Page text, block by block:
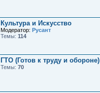
Культура и Искусство
Модератор: Русант
Темы: 114
ГТО (Готов к труду и обороне)
Темы: 70